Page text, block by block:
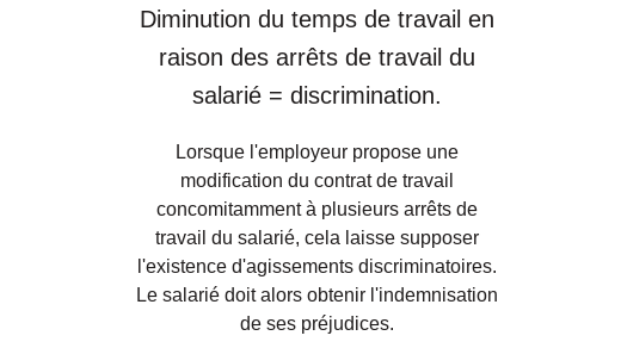
Diminution du temps de travail en
raison des arrêts de travail du
salarié = discrimination.
Lorsque l'employeur propose une
modification du contrat de travail
concomitamment à plusieurs arrêts de
travail du salarié, cela laisse supposer
l'existence d'agissements discriminatoires.
Le salarié doit alors obtenir l'indemnisation
de ses préjudices.